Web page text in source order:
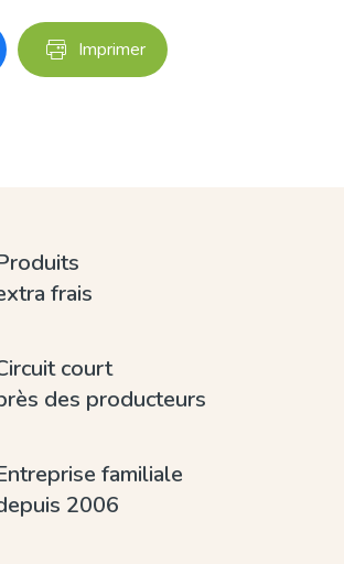
Imprimer
frais
court
des producteurs
familiale
2006